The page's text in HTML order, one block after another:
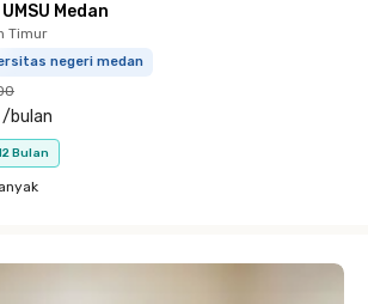
Medan
Timur
negeri medan
/bulan
Bulan